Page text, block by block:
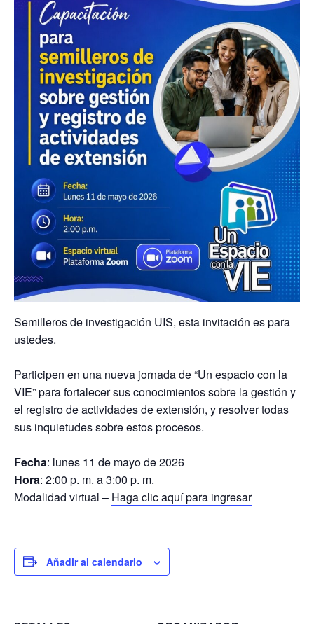
Semilleros de investigación UIS, esta invitación es para
ustedes.
Participen en una nueva jornada de “Un espacio con la
VIE” para fortalecer sus conocimientos sobre la gestión y
el registro de actividades de extensión, y resolver todas
sus inquietudes sobre estos procesos.
Fecha: lunes 11 de mayo de 2026
Hora: 2:00 p. m. a 3:00 p. m.
Modalidad virtual – Haga clic aquí para ingresar
Añadir al calendario